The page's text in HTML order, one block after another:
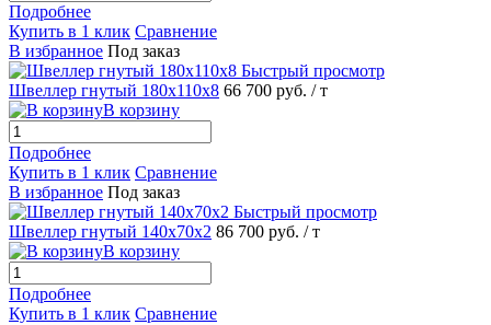
Подробнее
Купить в 1 клик Сравнение
В избранное Под заказ
Быстрый просмотр
Швеллер гнутый 180х110х8 66 700 руб. / т
В корзину
Подробнее
Купить в 1 клик Сравнение
В избранное Под заказ
Быстрый просмотр
Швеллер гнутый 140х70х2 86 700 руб. / т
В корзину
Подробнее
Купить в 1 клик Сравнение